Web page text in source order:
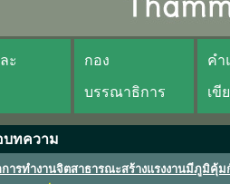
ะ กอง
บรรณาธิการ
คำ
เขี
บทความ
ารทำงานจิตสาธารณะสร้างแรงงานมีภูมิคุ้